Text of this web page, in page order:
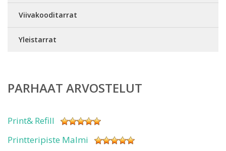
Viivakooditarrat
Yleistarrat
PARHAAT ARVOSTELUT
Print& Refill
Printteripiste Malmi